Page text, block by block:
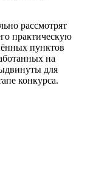
рассмотрят
практическую
пунктов
на
для
конкурса.